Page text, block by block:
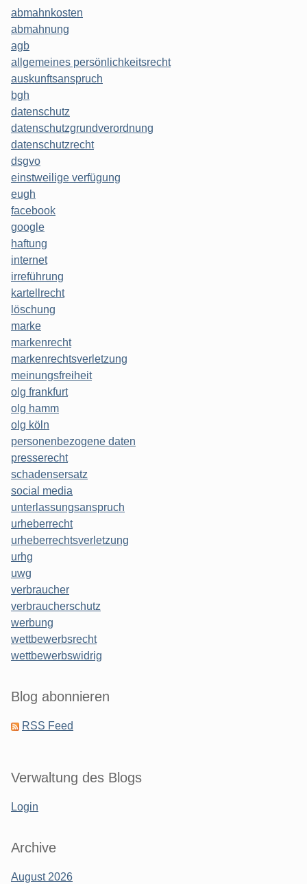
abmahnkosten
abmahnung
agb
allgemeines persönlichkeitsrecht
auskunftsanspruch
bgh
datenschutz
datenschutzgrundverordnung
datenschutzrecht
dsgvo
einstweilige verfügung
eugh
facebook
google
haftung
internet
irreführung
kartellrecht
löschung
marke
markenrecht
markenrechtsverletzung
meinungsfreiheit
olg frankfurt
olg hamm
olg köln
personenbezogene daten
presserecht
schadensersatz
social media
unterlassungsanspruch
urheberrecht
urheberrechtsverletzung
urhg
uwg
verbraucher
verbraucherschutz
werbung
wettbewerbsrecht
wettbewerbswidrig
Blog abonnieren
RSS Feed
Verwaltung des Blogs
Login
Archive
August 2026